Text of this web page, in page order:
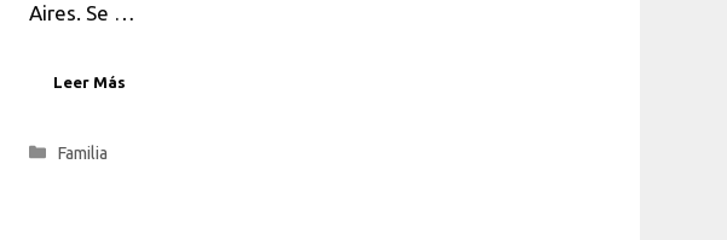
Aires. Se …
Leer Más
Categorías
Familia